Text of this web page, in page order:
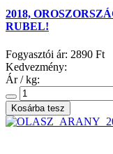
2018,
RUBEL!
Fogyasztói ár: 2890 Ft
Kedvezmény:
Ár / kg: